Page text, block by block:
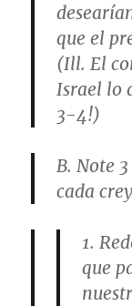
que el
(Ill. El
Israel lo
3-4!)
B. Note
cada
1.
que